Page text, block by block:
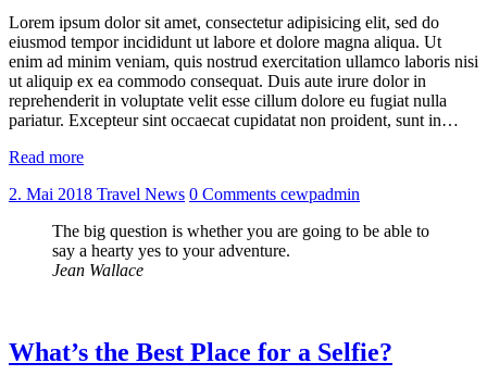
Lorem ipsum dolor sit amet, consectetur adipisicing elit, sed do
eiusmod tempor incididunt ut labore et dolore magna aliqua. Ut
enim ad minim veniam, quis nostrud exercitation ullamco laboris nisi
ut aliquip ex ea commodo consequat. Duis aute irure dolor in
reprehenderit in voluptate velit esse cillum dolore eu fugiat nulla
pariatur. Excepteur sint occaecat cupidatat non proident, sunt in…
Read more
2. Mai 2018 Travel News 0 Comments cewpadmin
The big question is whether you are going to be able to
say a hearty yes to your adventure.
Jean Wallace
What’s the Best Place for a Selfie?